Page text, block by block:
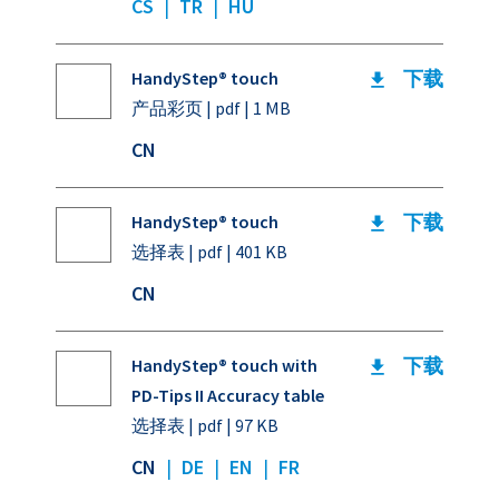
CS | TR | HU
HandyStep® touch
产品彩页 | pdf | 1 MB
CN
下载
HandyStep® touch
选择表 | pdf | 401 KB
CN
下载
HandyStep® touch with
PD-Tips II Accuracy table
选择表 | pdf | 97 KB
CN | DE | EN | FR
下载